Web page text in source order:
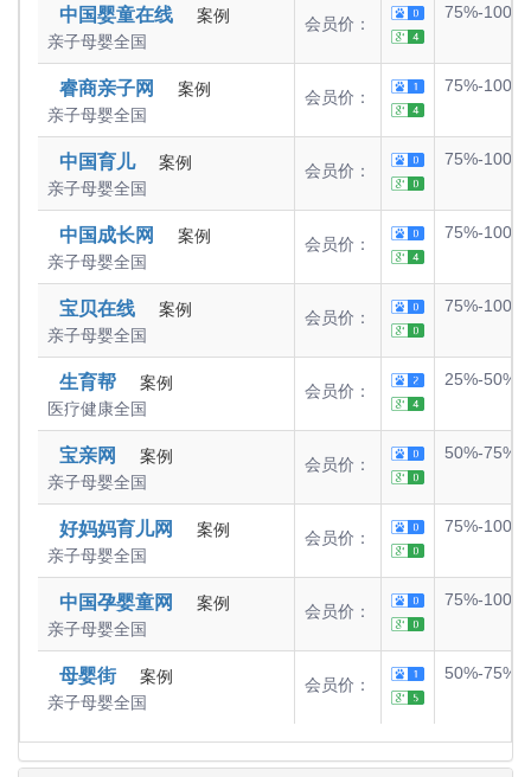
中国婴童在线
案例
亲子母婴全国
会员价：
75%-100%
睿商亲子网
案例
亲子母婴全国
会员价：
75%-100%
中国育儿
案例
亲子母婴全国
会员价：
75%-100%
中国成长网
案例
亲子母婴全国
会员价：
75%-100%
宝贝在线
案例
亲子母婴全国
会员价：
75%-100%
生育帮
案例
医疗健康全国
会员价：
25%-50%
宝亲网
案例
亲子母婴全国
会员价：
50%-75%
好妈妈育儿网
案例
亲子母婴全国
会员价：
75%-100%
中国孕婴童网
案例
亲子母婴全国
会员价：
75%-100%
母婴街
案例
亲子母婴全国
会员价：
50%-75%